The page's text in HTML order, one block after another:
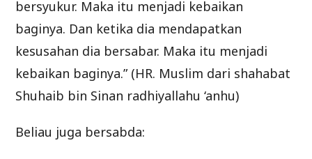
bersyukur. Maka itu menjadi kebaikan
baginya. Dan ketika dia mendapatkan
kesusahan dia bersabar. Maka itu menjadi
kebaikan baginya.” (HR. Muslim dari shahabat
Shuhaib bin Sinan radhiyallahu ‘anhu)
Beliau juga bersabda: